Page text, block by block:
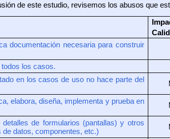
de este estudio, revisemos los abusos que
documentación necesaria para construir
los casos.
en los casos de uso no hace parte del
elabora, diseña, implementa y prueba en
de formularios (pantallas) y otros
datos, componentes, etc.)